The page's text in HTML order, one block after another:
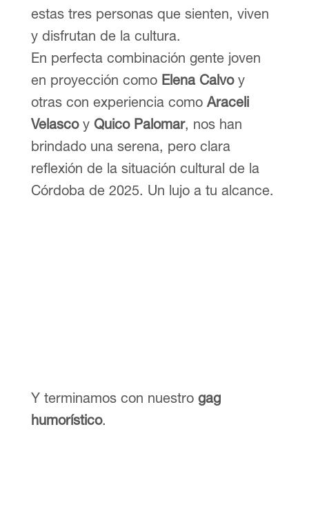
estas tres personas que sienten, viven
y disfrutan de la cultura.
En perfecta combinación gente joven
en proyección como Elena Calvoy
otras con experiencia comoAraceli
Velasco y Quico Palomar, nos han
brindado una serena, pero clara
reflexión de la situación cultural de la
Córdoba de 2025. Un lujo a tu alcance.
Y terminamos con nuestro gag
humorístico.